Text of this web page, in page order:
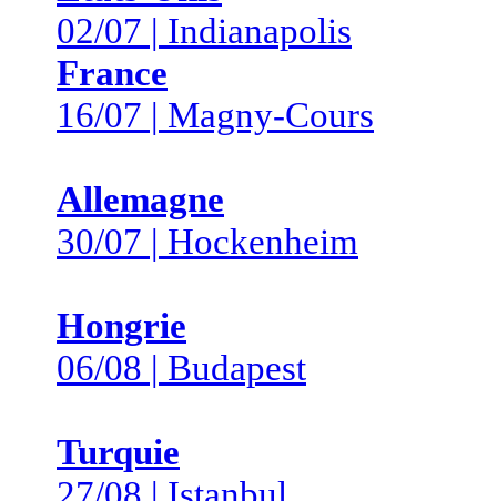
02/07 | Indianapolis
France
16/07 | Magny-Cours
Allemagne
30/07 | Hockenheim
Hongrie
06/08 | Budapest
Turquie